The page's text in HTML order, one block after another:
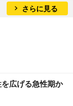
さらに見る
広げる急性期か